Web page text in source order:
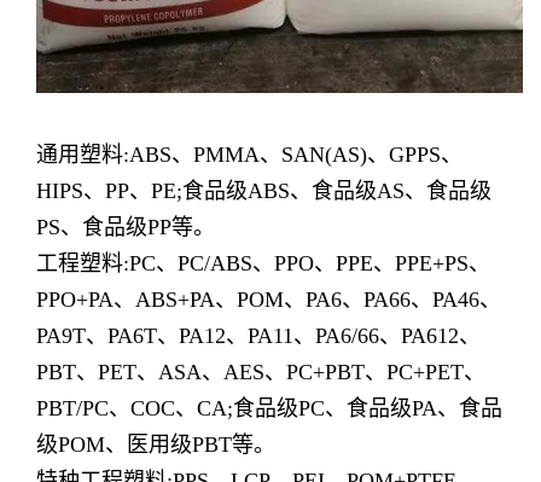
通用塑料:ABS、PMMA、SAN(AS)、GPPS、
HIPS、PP、PE;食品级ABS、食品级AS、食品级
PS、食品级PP等。
工程塑料:PC、PC/ABS、PPO、PPE、PPE+PS、
PPO+PA、ABS+PA、POM、PA6、PA66、PA46、
PA9T、PA6T、PA12、PA11、PA6/66、PA612、
PBT、PET、ASA、AES、PC+PBT、PC+PET、
PBT/PC、COC、CA;食品级PC、食品级PA、食品
级POM、医用级PBT等。